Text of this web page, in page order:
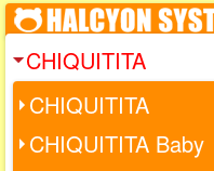
CHIQUITITA
CHIQUITITA
CHIQUITITA Baby